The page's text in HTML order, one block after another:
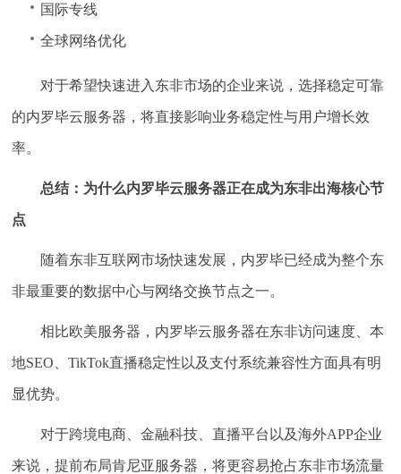
国际专线
全球网络优化
对于希望快速进入东非市场的企业来说，选择稳定可靠
的内罗毕云服务器，将直接影响业务稳定性与用户增长效
率。
总结：为什么内罗毕云服务器正在成为东非出海核心节
点
随着东非互联网市场快速发展，内罗毕已经成为整个东
非最重要的数据中心与网络交换节点之一。
相比欧美服务器，内罗毕云服务器在东非访问速度、本
地SEO、TikTok直播稳定性以及支付系统兼容性方面具有明
显优势。
对于跨境电商、金融科技、直播平台以及海外APP企业
来说，提前布局肯尼亚服务器，将更容易抢占东非市场流量